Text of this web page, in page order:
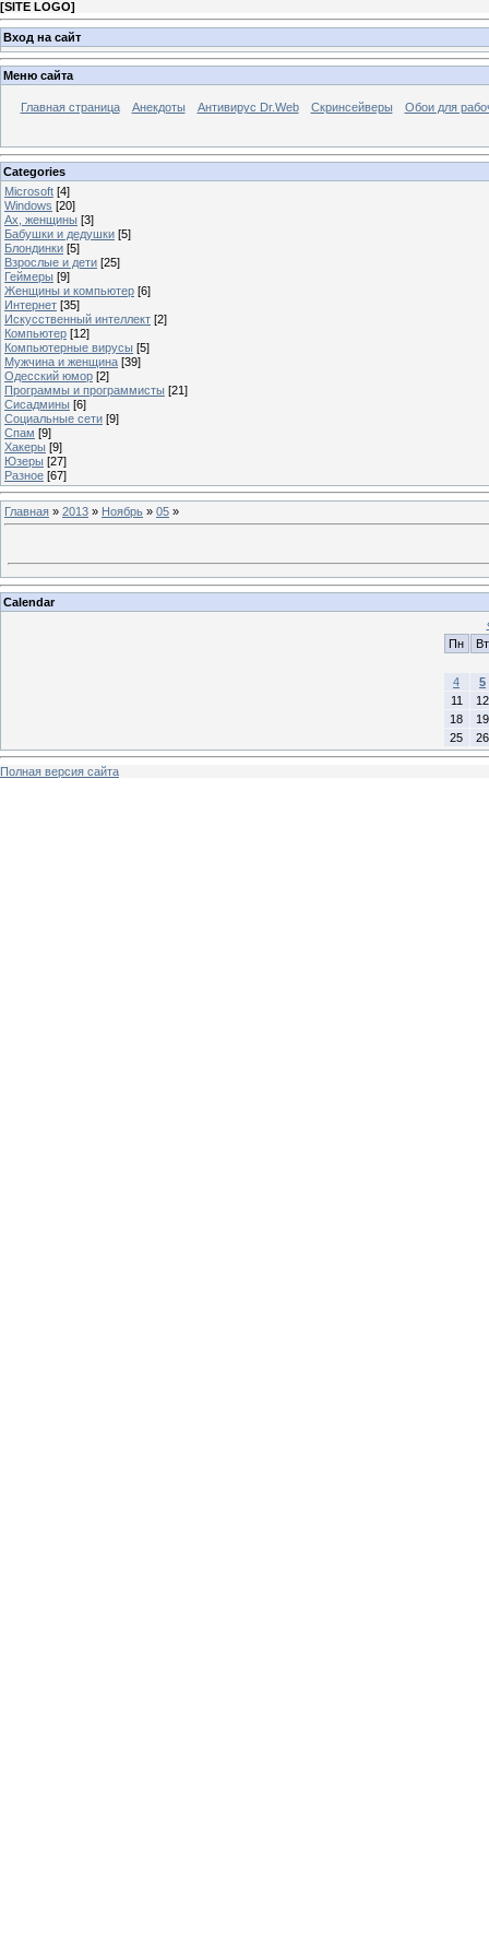
[SITE LOGO]
Вход на сайт
Меню сайта
Главная страница Анекдоты Антивирус Dr.Web Скринсейверы Обои для
Categories
Microsoft [4]
Windows [20]
Ах, женщины [3]
Бабушки и дедушки [5]
Блондинки [5]
Взрослые и дети [25]
Геймеры [9]
Женщины и компьютер [6]
Интернет [35]
Искусственный интеллект [2]
Компьютер [12]
Компьютерные вирусы [5]
Мужчина и женщина [39]
Одесский юмор [2]
Программы и программисты [21]
Сисадмины [6]
Социальные сети [9]
Спам [9]
Хакеры [9]
Юзеры [27]
Разное [67]
Главная » 2013 » Ноябрь » 05 »
Calendar
Пн
Вт
4
5
11
12
18
19
25
26
Полная версия сайта